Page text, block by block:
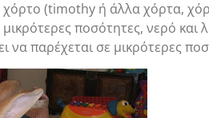
χόρτο (timothy ή άλλα χόρτα,
ποσότητες, νερό και
να παρέχεται σε μικρότερες